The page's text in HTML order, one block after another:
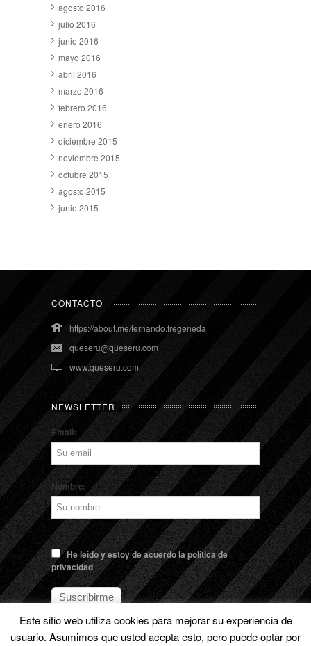
agosto 2016
julio 2016
junio 2016
mayo 2016
abril 2016
marzo 2016
febrero 2016
enero 2016
diciembre 2015
noviembre 2015
octubre 2015
agosto 2015
junio 2015
CONTACTO
https://about.me/fernando.fregeneda
queseru@queseru.com
www.queseru.com
NEWSLETTER
Email:
Nombre:
He leído y estoy de acuerdo la política de
privacidad
Este sitio web utiliza cookies para mejorar su experiencia de
usuario. Asumimos que usted acepta esto, pero puede optar por